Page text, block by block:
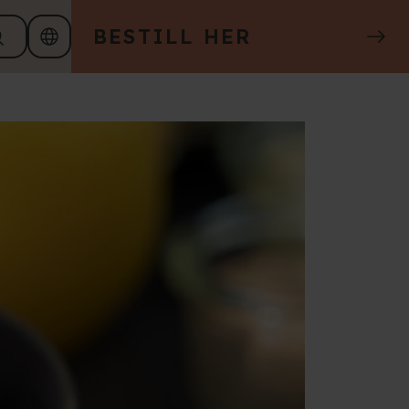
BESTILL HER